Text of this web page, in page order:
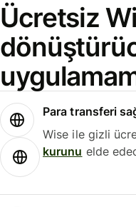
Ücretsiz
Para transferi
Wise ile gizli
kurunu elde